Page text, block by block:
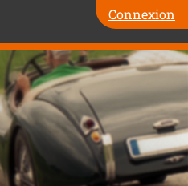
Connexion